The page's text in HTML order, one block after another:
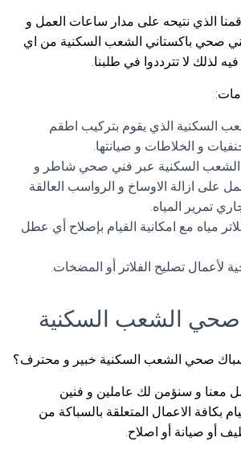
الذي نتيحه على مدار ساعات العمل و
صحي باكستاني الشعب السكنية من اي
لذلك لا تترددوا في طلبنا.
السكنية الذي يقوم بتركيب اطقم
و الخلاطات و صيانتها.
السكنية عبر فني صحي شاطر و
على ازالة الاوساخ و الرواسب العالقة
تمرير المياه.
مياه مع امكانية القيام بإصلاح أي عطل
لأعمال تصليح الفلاتر أو المضخات.
الشعب السكنية
صحي الشعب السكنية خبير و محترف؟
معنا و سنؤمن لك عاملين و فنين
بكافة الاعمال المتعلقة بالسباكة من
أو صيانة أو اصلاح.